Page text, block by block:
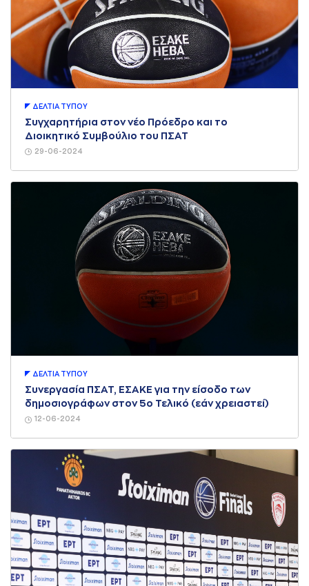
29-06-2024
ΔΕΛΤΙA ΤΥΠΟΥ
Συγχαρητήρια στον νέο Πρόεδρο και το
Διοικητικό Συμβούλιο του ΠΣΑΤ
12-06-2024
ΔΕΛΤΙA ΤΥΠΟΥ
Συνεργασία ΠΣΑΤ, ΕΣΑΚΕ για την είσοδο των
δημοσιογράφων στον 5ο Τελικό (εάν χρειαστεί)